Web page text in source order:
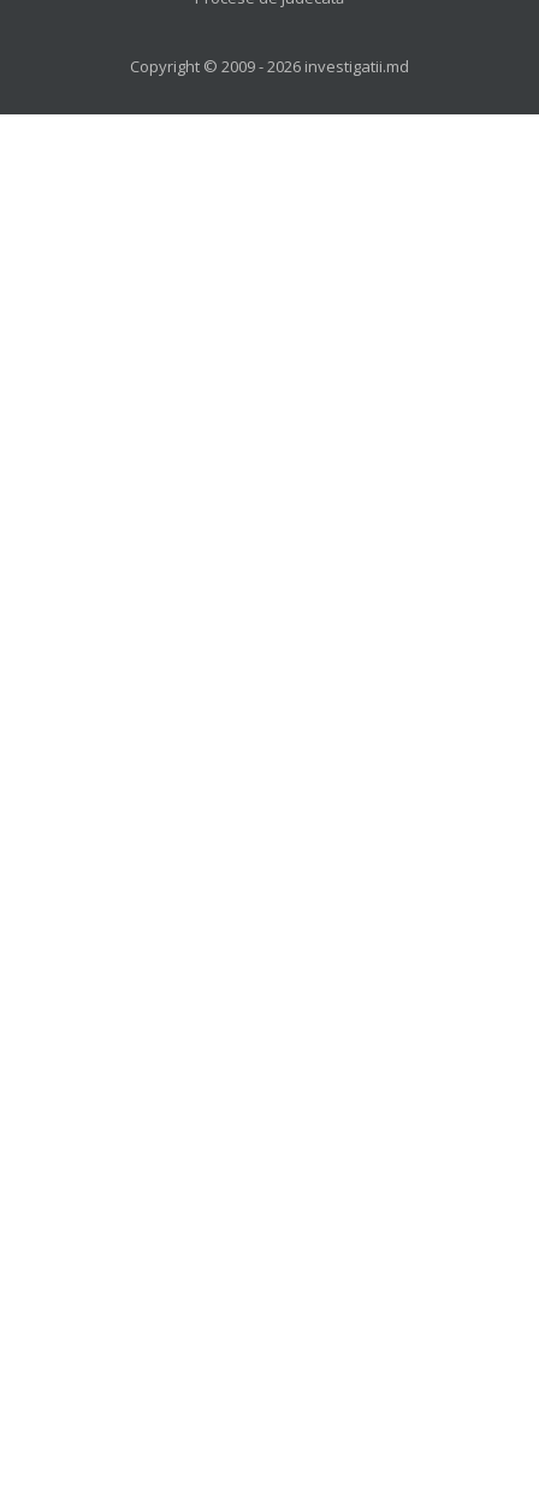
Copyright © 2009 - 2026 investigatii.md